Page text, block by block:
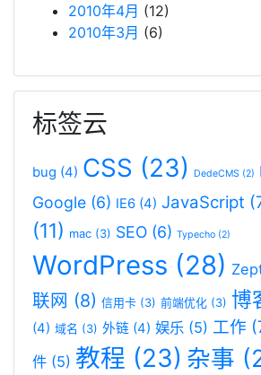
2010年4月 (12)
2010年3月 (6)
标签云
bug (4) CSS (23) DedeCMS (2)
Google (6) IE6 (4) JavaScript
(11) mac (3) SEO (6) Typecho (2)
WordPress (28)
联网 (8) 信用卡 (3) 前端优化 (3) 博
(4) 域名 (3) 外链 (4) 娱乐 (5) 工作
件 (5) 教程 (23) 杂事